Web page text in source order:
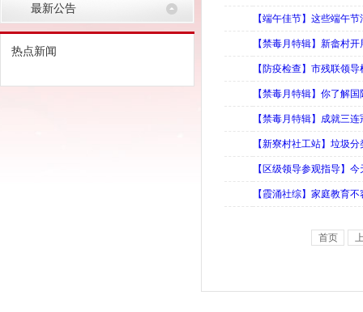
最新公告
热点新闻
【端午佳节】这些端午
【禁毒月特辑】新畲村
【防疫检查】市残联领
【禁毒月特辑】你了解
【禁毒月特辑】成就三
【新寮村社工站】垃圾
【区级领导参观指导】
【霞涌社综】家庭教育
首页